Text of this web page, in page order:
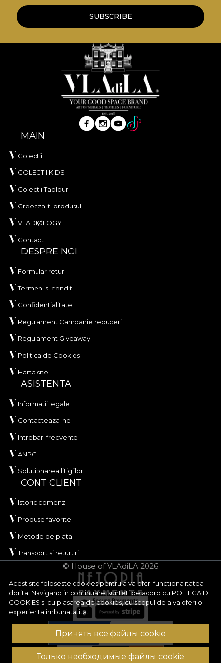
Acest site foloseste cookies pentru a va oferi functionalitatea
dorita. Navigand in continuare, sunteti de acord cu POLITICA DE
COOKIES si cu plasarea de cookies, cu scopul de a va oferi o
experienta imbunatatita.
Принять все файлы cookie
Только необходимые файлы cookie
SUBSCRIBE
MAIN
Colectii
COLECTII KIDS
Colectii Tablouri
Creeaza-ti produsul
VLADIØLOGY
Contact
DESPRE NOI
Formular retur
Termeni si conditii
Confidentialitate
Regulament Campanie reduceri
Regulament Giveaway
Politica de Cookies
Harta site
ASISTENTA
Informatii legale
Contacteaza-ne
Intrebari frecvente
ANPC
Solutionarea litigiilor
CONT CLIENT
Istoric comenzi
Produse favorite
Metode de plata
Transport si retururi
© House of VLAdiLA 2026